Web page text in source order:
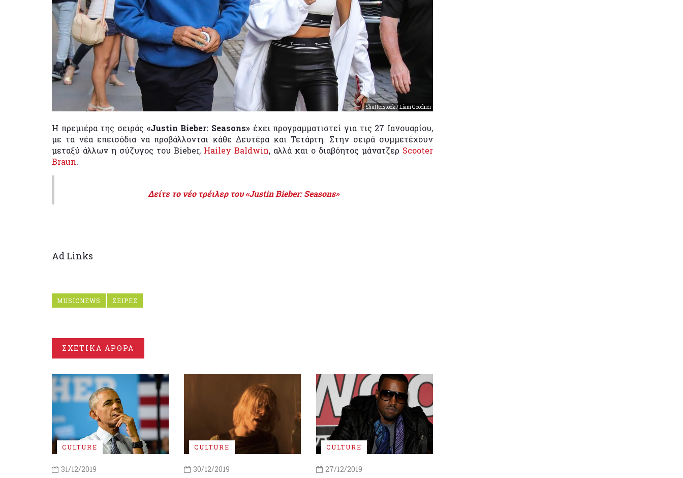
Shutterstock / Liam Goodner
Η πρεμιέρα της σειράς «Justin Bieber: Seasons» έχει προγραμματιστεί για τις 27 Ιανουαρίου,
με τα νέα επεισόδια να προβάλλονται κάθε Δευτέρα και Τετάρτη. Στην σειρά συμμετέχουν
μεταξύ άλλων η σύζυγος του Bieber, Hailey Baldwin, αλλά και ο διαβόητος μάνατζερ Scooter
Braun.
Δείτε το νέο τρέιλερ του «Justin Bieber: Seasons»
Ad Links
MUSICNEWS ΣΕΙΡΕΣ
ΣΧΕΤΙΚΑ ΑΡΘΡΑ
CULTURE
31/12/2019
CULTURE
30/12/2019
CULTURE
27/12/2019